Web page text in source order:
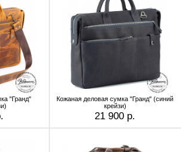
"Гранд"
Кожаная деловая сумка "Гранд" (синий
крейзи)
21 900 р.